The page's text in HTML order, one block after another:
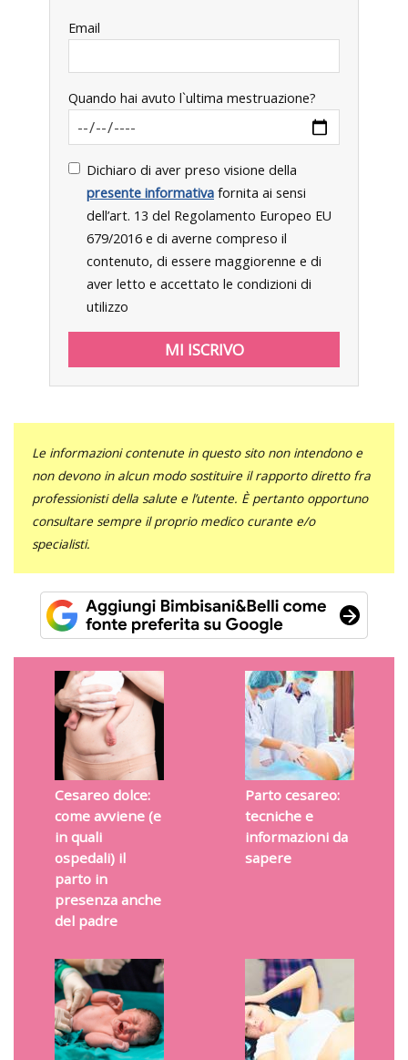
Email
Quando hai avuto l`ultima mestruazione?
Dichiaro di aver preso visione della
presente informativa fornita ai sensi
dell’art. 13 del Regolamento Europeo EU
679/2016 e di averne compreso il
contenuto, di essere maggiorenne e di
aver letto e accettato le condizioni di
utilizzo
Le informazioni contenute in questo sito non intendono e
non devono in alcun modo sostituire il rapporto diretto fra
professionisti della salute e l’utente. È pertanto opportuno
consultare sempre il proprio medico curante e/o
specialisti.
Cesareo dolce:
come avviene (e
in quali
ospedali) il
parto in
presenza anche
del padre
Parto cesareo:
tecniche e
informazioni da
sapere